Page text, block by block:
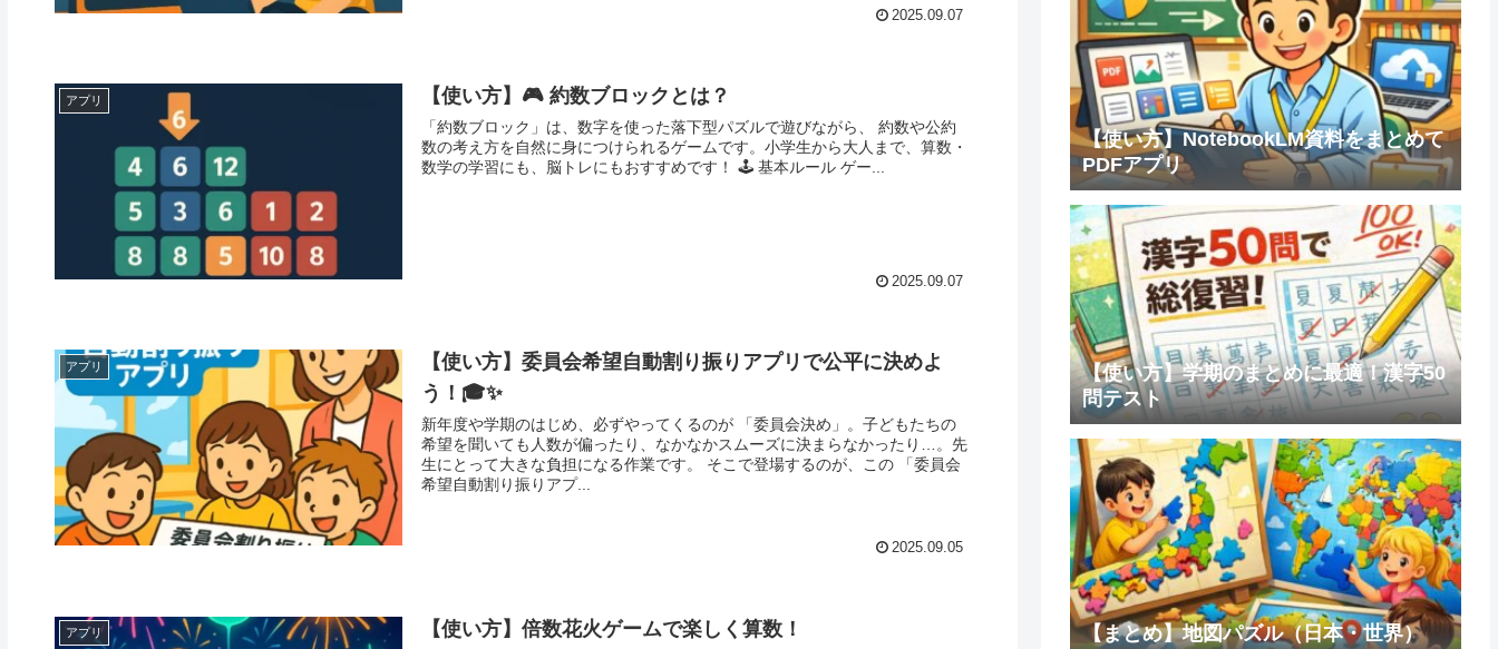
2025.09.07
アプリ 【使い方】🎮 約数ブロックとは？
「約数ブロック」は、数字を使った落下型パズルで遊びながら、 約数や公約
数の考え方を自然に身につけられるゲームです。小学生から大人まで、算数・
数学の学習にも、脳トレにもおすすめです！ 🕹️ 基本ルール ゲー...
2025.09.07
アプリ
【使い方】委員会希望自動割り振りアプリで公平に決めよ
う！🎓✨
新年度や学期のはじめ、必ずやってくるのが 「委員会決め」。子どもたちの
希望を聞いても人数が偏ったり、なかなかスムーズに決まらなかったり…。先
生にとって大きな負担になる作業です。 そこで登場するのが、この 「委員会
希望自動割り振りアプ...
2025.09.05
アプリ 【使い方】倍数花火ゲームで楽しく算数！
【使い方】NotebookLM資料をまとめて
PDFアプリ
【使い方】学期のまとめに最適！漢字50
問テスト
【まとめ】地図パズル（日本・世界）